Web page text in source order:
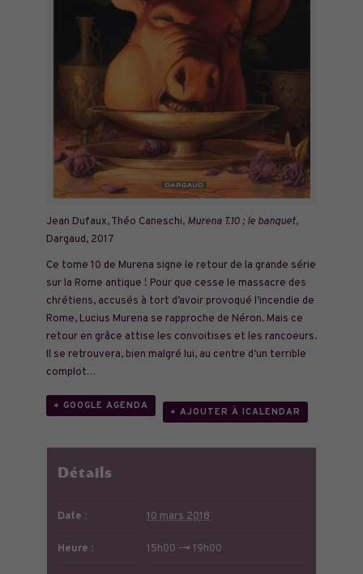
Jean Dufaux, Théo Caneschi, Murena T.10 ; le banquet,
Dargaud, 2017
Ce tome 10 de Murena signe le retour de la grande série
sur la Rome antique ! Pour que cesse le massacre des
chrétiens, accusés à tort d’avoir provoqué l’incendie de
Rome, Lucius Murena se rapproche de Néron. Mais ce
retour en grâce attise les convoitises et les rancoeurs.
Il se retrouvera, bien malgré lui, au centre d’un terrible
complot…
+ GOOGLE AGENDA
+ AJOUTER À ICALENDAR
Détails
Date : 10 mars 2018
Heure : 15h00 --> 19h00